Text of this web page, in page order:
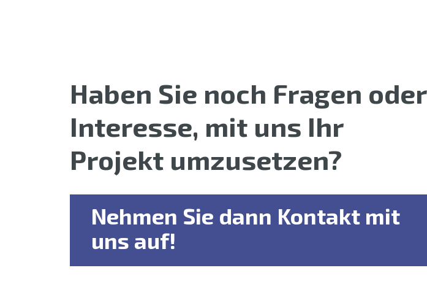
Haben Sie noch Fragen oder
Interesse, mit uns Ihr
Projekt umzusetzen?
Nehmen Sie dann Kontakt mit
uns auf!